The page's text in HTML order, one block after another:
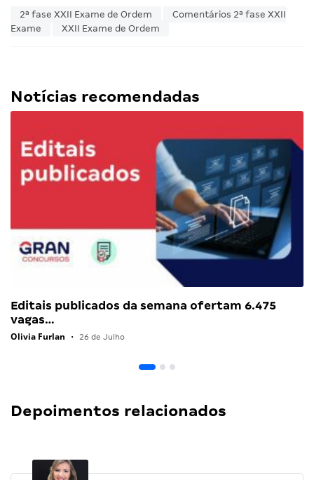
2ª fase XXII Exame de Ordem
Comentários 2ª fase XXII
Exame
XXII Exame de Ordem
Notícias recomendadas
Editais publicados da semana ofertam 6.475
vagas…
Olivia Furlan • 26 de Julho
Depoimentos relacionados